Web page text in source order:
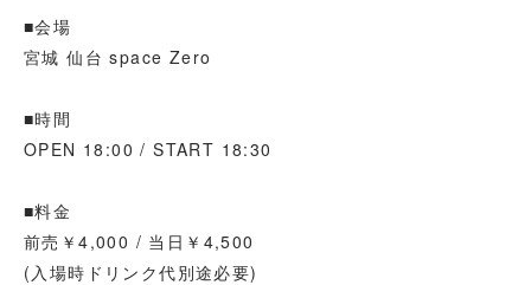
■会場
宮城 仙台 space Zero
■時間
OPEN 18:00 / START 18:30
■料金
前売￥4,000 / 当日￥4,500
(入場時ドリンク代別途必要)